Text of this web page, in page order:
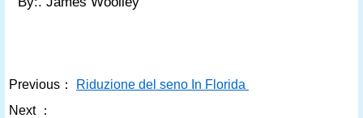
Previous：
Riduzione del seno In Florida
Next ：